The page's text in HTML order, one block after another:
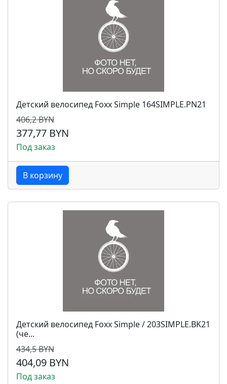
Детский велосипед Foxx Simple 164SIMPLE.PN21
406,2 BYN
377,77 BYN
Под заказ
В корзину
Детский велосипед Foxx Simple / 203SIMPLE.BK21
(че...
434,5 BYN
404,09 BYN
Под заказ